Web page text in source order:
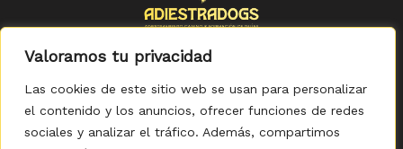
Valoramos tu privacidad
Las cookies de este sitio web se usan para personalizar
el contenido y los anuncios, ofrecer funciones de redes
sociales y analizar el tráfico. Además, compartimos
Política de Privacidad -Política de Cookies-Aviso legal